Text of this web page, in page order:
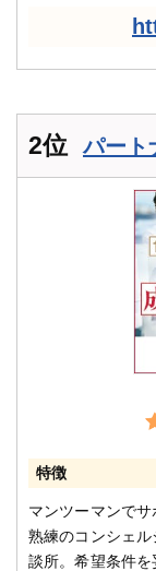
2位 パート
特徴
マンツーマンでサ
熟練のコンシェ
談所。希望条件